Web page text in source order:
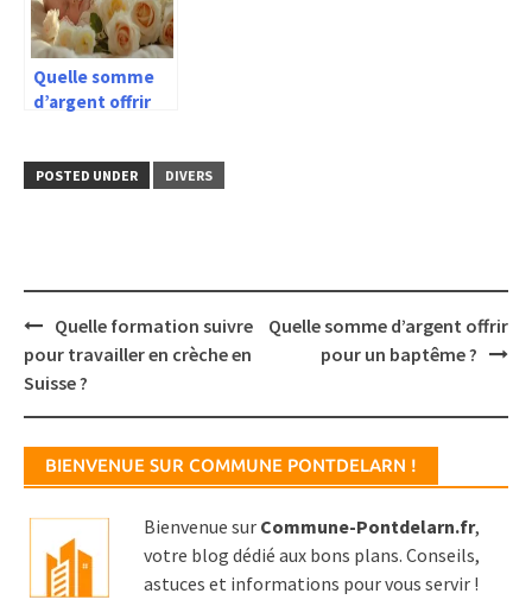
Quelle somme
d’argent offrir
POSTED UNDER DIVERS
Post
navigation
Quelle formation suivre
pour travailler en crèche en
Suisse ?
Quelle somme d’argent offrir
pour un baptême ?
BIENVENUE SUR COMMUNE PONTDELARN !
Bienvenue sur Commune-Pontdelarn.fr,
votre blog dédié aux bons plans. Conseils,
astuces et informations pour vous servir !